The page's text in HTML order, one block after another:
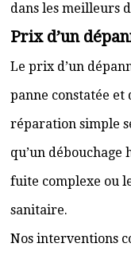
dans les meilleurs
Prix d’un
Le prix d’un
panne constatée et
réparation simple
qu’un débouchage
fuite complexe ou
sanitaire.
Nos interventions